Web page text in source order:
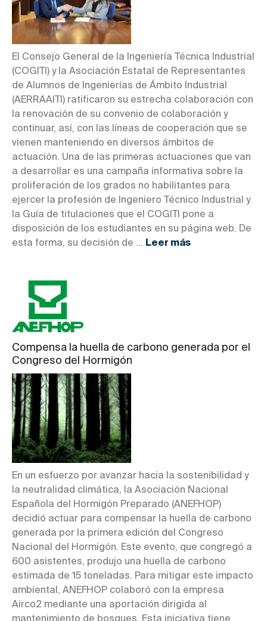
El Consejo General de la Ingeniería Técnica Industrial
(COGITI) y la Asociación Estatal de Representantes
de Alumnos de Ingenierías de Ámbito Industrial
(AERRAAITI) ratificaron su estrecha colaboración con
la renovación de su convenio de colaboración y
continuar, así, con las líneas de cooperación que se
vienen manteniendo en diversos ámbitos de
actuación. Una de las primeras actuaciones que van
a desarrollar es una campaña informativa sobre la
proliferación de los grados no habilitantes para
ejercer la profesión de Ingeniero Técnico Industrial y
la Guía de titulaciones que el COGITI pone a
disposición de los estudiantes en su página web. De
esta forma, su decisión de ... Leer más
Compensa la huella de carbono generada por el
Congreso del Hormigón
En un esfuerzo por avanzar hacia la sostenibilidad y
la neutralidad climática, la Asociación Nacional
Española del Hormigón Preparado (ANEFHOP)
decidió actuar para compensar la huella de carbono
generada por la primera edición del Congreso
Nacional del Hormigón. Este evento, que congregó a
600 asistentes, produjo una huella de carbono
estimada de 15 toneladas. Para mitigar este impacto
ambiental, ANEFHOP colaboró con la empresa
Airco2 mediante una aportación dirigida al
mantenimiento de bosques. Esta iniciativa tiene